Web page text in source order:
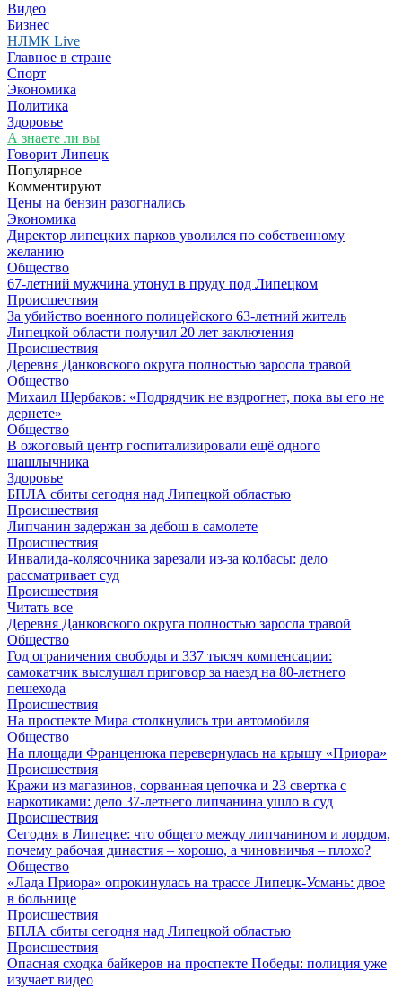
Видео
Бизнес
НЛМК Live
Главное в стране
Спорт
Экономика
Политика
Здоровье
А знаете ли вы
Говорит Липецк
Популярное
Комментируют
Цены на бензин разогнались
Экономика
Директор липецких парков уволился по собственному
желанию
Общество
67-летний мужчина утонул в пруду под Липецком
Происшествия
За убийство военного полицейского 63-летний житель
Липецкой области получил 20 лет заключения
Происшествия
Деревня Данковского округа полностью заросла травой
Общество
Михаил Щербаков: «Подрядчик не вздрогнет, пока вы его не
дернете»
Общество
В ожоговый центр госпитализировали ещё одного
шашлычника
Здоровье
БПЛА сбиты сегодня над Липецкой областью
Происшествия
Липчанин задержан за дебош в самолете
Происшествия
Инвалида-колясочника зарезали из-за колбасы: дело
рассматривает суд
Происшествия
Читать все
Деревня Данковского округа полностью заросла травой
Общество
Год ограничения свободы и 337 тысяч компенсации:
самокатчик выслушал приговор за наезд на 80-летнего
пешехода
Происшествия
На проспекте Мира столкнулись три автомобиля
Общество
На площади Франценюка перевернулась на крышу «Приора»
Происшествия
Кражи из магазинов, сорванная цепочка и 23 свертка с
наркотиками: дело 37-летнего липчанина ушло в суд
Происшествия
Сегодня в Липецке: что общего между липчанином и лордом,
почему рабочая династия – хорошо, а чиновничья – плохо?
Общество
«Лада Приора» опрокинулась на трассе Липецк-Усмань: двое
в больнице
Происшествия
БПЛА сбиты сегодня над Липецкой областью
Происшествия
Опасная сходка байкеров на проспекте Победы: полиция уже
изучает видео